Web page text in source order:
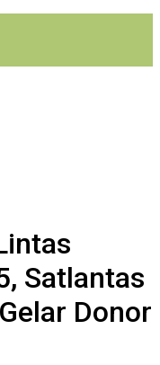
Satlantas
Donor